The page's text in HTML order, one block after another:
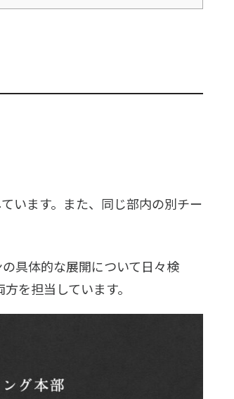
います。また、同じ部内の別チー
具体的な展開について日々検
を担当しています。